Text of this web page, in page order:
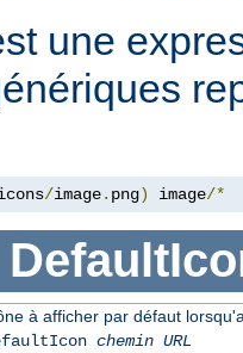
une
/image. png) image/*
à afficher par défaut
chemin URL